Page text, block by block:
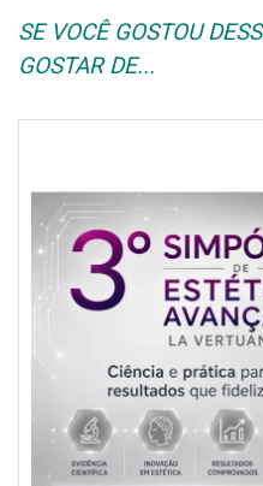
SE VOCÊ GOSTOU
GOSTAR DE...